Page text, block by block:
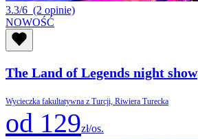
3.3/6 (2 opinie)
NOWOŚĆ
The Land of Legends night show
Wycieczka fakultatywna z Turcji, Riwiera Turecka
od 129zł/os.